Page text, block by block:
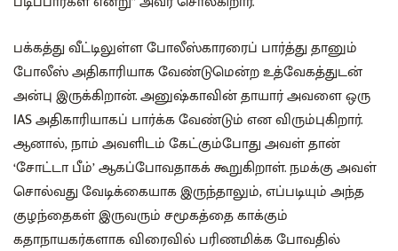
பக்கத்து வீட்டிலுள்ள போலீஸ்காரரைப் பார்த்து தானும்
போலீஸ் அதிகாரியாக வேண்டுமென்ற உத்வேகத்துடன்
அன்பு இருக்கிறான். அனுஷ்காவின் தாயார் அவளை ஒரு
IAS அதிகாரியாகப் பார்க்க வேண்டும் என விரும்புகிறார்.
ஆனால், நாம் அவளிடம் கேட்கும்போது அவள் தான்
‘சோட்டா பீம்’ ஆகப்போவதாகக் கூறுகிறாள். நமக்கு அவள்
சொல்வது வேடிக்கையாக இருந்தாலும், எப்படியும் அந்த
குழந்தைகள் இருவரும் சமூகத்தை காக்கும்
கதாநாயகர்களாக விரைவில் பரிணமிக்க போவதில்